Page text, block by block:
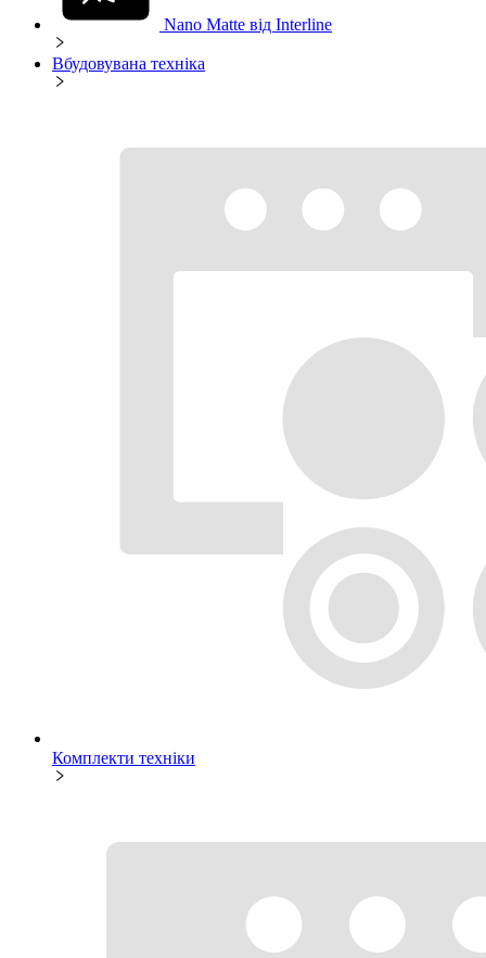
Nano Matte від Interline
Вбудовувана техніка
Комплекти техніки